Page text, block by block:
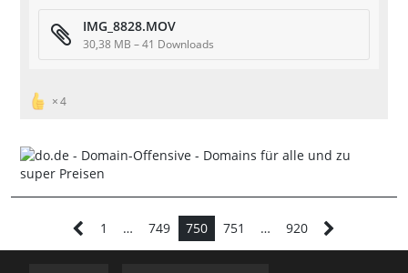
IMG_8828.MOV
30,38 MB – 41 Downloads
4
1 … 749 750 751 … 920